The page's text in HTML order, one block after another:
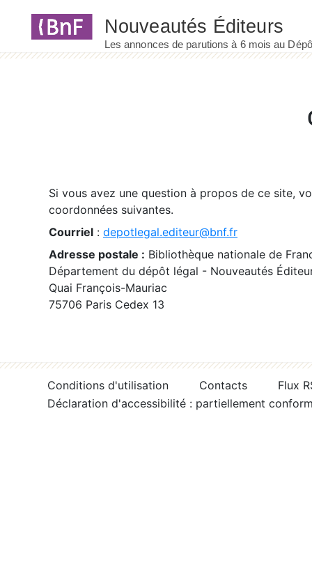
Si vous avez une question à propos de ce site,
coordonnées suivantes.
Courriel : depotlegal.editeur@bnf.fr
Adresse postale : Bibliothèque nationale de
Département du dépôt légal - Nouveautés
Quai François-Mauriac
75706 Paris Cedex 13
Conditions d'utilisation Contacts
Flux
Déclaration d'accessibilité : partiellement